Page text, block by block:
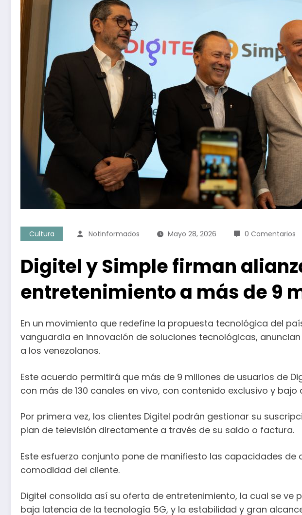
Cultura Notinformados Mayo 28, 2026 0 Comentarios
Digitel y Simple firman
entretenimiento a más de 9
En un movimiento que redefine la propuesta tecnológica del
vanguardia en innovación de soluciones tecnológicas,
a los venezolanos.
Este acuerdo permitirá que más de 9 millones de usuarios de
con más de 130 canales en vivo, con contenido exclusivo y bajo
Por primera vez, los clientes Digitel podrán gestionar su
plan de televisión directamente a través de su saldo o factura.
Este esfuerzo conjunto pone de manifiesto las capacidades
comodidad del cliente.
Digitel consolida así su oferta de entretenimiento, la cual se
baja latencia de la tecnología 5G, y la estabilidad y gran